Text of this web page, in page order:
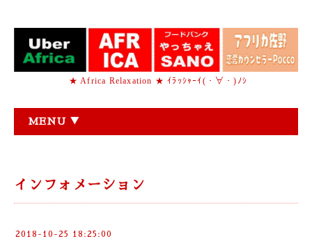
★ Africa Relaxation ★ ｲﾗｯｼｬｰｲ(・∀・)ﾉｼ
MENU ▼
インフォメーション
2018-10-25 18:25:00